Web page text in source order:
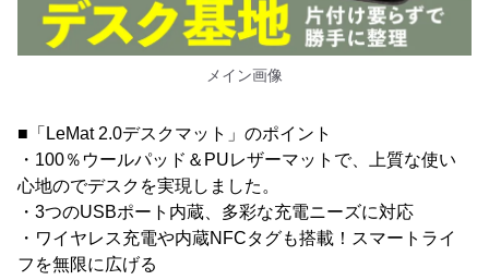
メイン画像
■「LeMat 2.0デスクマット」のポイント
・100％ウールパッド＆PUレザーマットで、上質な使い
心地のでデスクを実現しました。
・3つのUSBポート内蔵、多彩な充電ニーズに対応
・ワイヤレス充電や内蔵NFCタグも搭載！スマートライ
フを無限に広げる